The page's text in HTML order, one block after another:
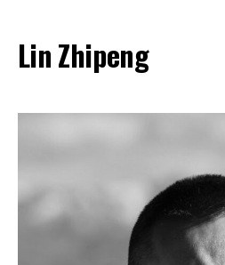
Lin Zhipeng